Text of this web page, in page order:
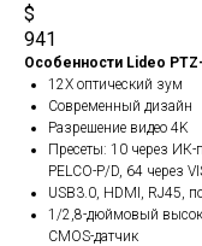
$
941
Особенности Lideo
12X оптический зум
Современный дизайн
Разрешение видео 4K
Пресеты: 10 через ИК-
PELCO-P/D, 64 через
USB3.0, HDMI, RJ45,
1/2,8-дюймовый
CMOS-датчик